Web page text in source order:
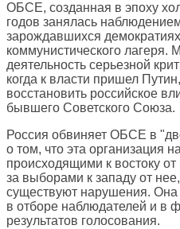
ОБСЕ, созданная в эпоху
годов занялась
зарождавшихся
коммунистического лагеря.
деятельность серьезной
когда к власти пришел
восстановить российское
бывшего Советского Союза.
Россия обвиняет ОБСЕ в
о том, что эта организация
происходящими к востоку
за выборами к западу от
существуют нарушения. Она
в отборе наблюдателей и в
результатов голосования.